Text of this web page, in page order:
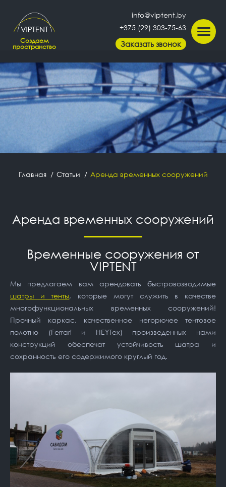
Создаем
пространство
info@viptent.by
+375 (29) 303-75-63
Заказать звонок
Главная Статьи Аренда временных сооружений
Аренда временных сооружений
Временные сооружения от
VIPTENT
Мы предлагаем вам арендовать быстровозводимые
шатры и тенты, которые могут служить в качестве
многофункциональных временных сооружений!
Прочный каркас, качественное негорючее тентовое
полотно (Ferrari и HEYTex) произведенных нами
конструкций обеспечат устойчивость шатра и
сохранность его содержимого круглый год.